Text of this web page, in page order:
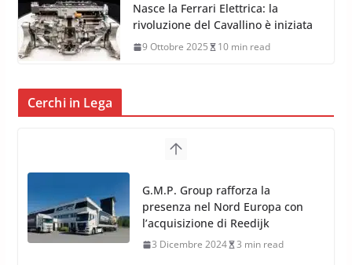
Nasce la Ferrari Elettrica: la
rivoluzione del Cavallino è iniziata
9 Ottobre 2025 10 min read
Cerchi in Lega
TPMS Alcar Sensor – Sistemi di
Monitoraggio Pressione
Pneumatici
4 Aprile 2022 3 min read